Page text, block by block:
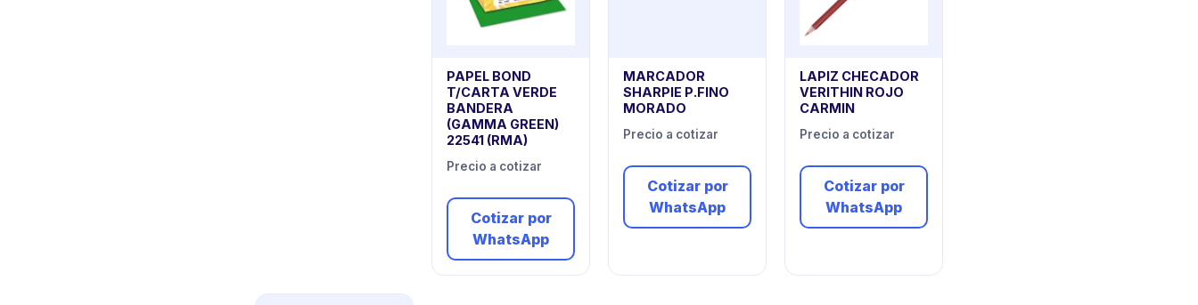
PAPEL BOND
T/CARTA VERDE
BANDERA
(GAMMA GREEN)
22541 (RMA)
Precio a cotizar
Cotizar por
WhatsApp
MARCADOR
SHARPIE P.FINO
MORADO
Precio a cotizar
Cotizar por
WhatsApp
LAPIZ CHECADOR
VERITHIN ROJO
CARMIN
Precio a cotizar
Cotizar por
WhatsApp